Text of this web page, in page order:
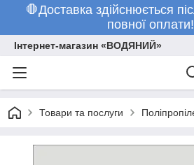
🛑Доставка здійснюється
повної
Інтернет-магазин «ВОДЯНИЙ»
Товари та послуги